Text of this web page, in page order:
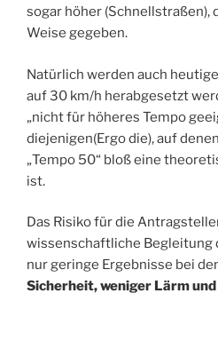
sogar höher (Schnellstraßen),
Weise gegeben.
Natürlich werden auch
auf 30 km/h herabgesetzt
„nicht für höheres Tempo
diejenigen(Ergo die), auf
„Tempo 50“ bloß eine
ist.
Das Risiko für die
wissenschaftliche Begleitung
nur geringe Ergebnisse bei
Sicherheit, weniger Lärm